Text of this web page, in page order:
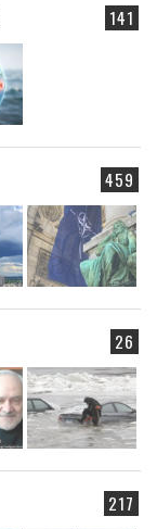
141
459
26
217